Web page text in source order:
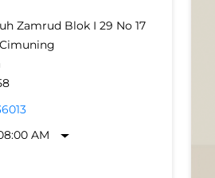
Zamrud Blok I 29 No 17
Cimuning
AM